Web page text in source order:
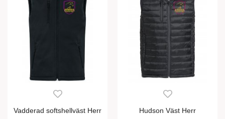
Vadderad softshellväst Herr Hudson Väst Herr